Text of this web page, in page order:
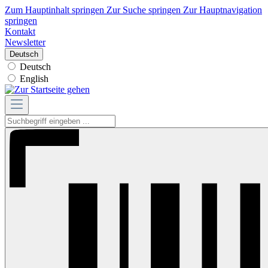
Zum Hauptinhalt springen Zur Suche springen Zur Hauptnavigation
springen
Kontakt
Newsletter
Deutsch
Deutsch
English